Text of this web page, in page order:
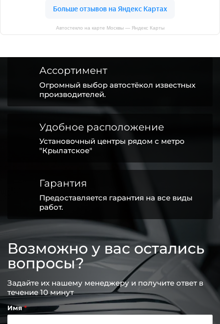
Автостекло на карте Москвы — Яндекс Карты
Ассортимент
Огромный выбор автостёкол известных
производителей.
Удобное расположение
Установочный центры рядом с метро
"Крылатское"
Гарантия
Предоставляется гарантия на все виды
работ.
Возможно у вас остались
вопросы?
Задайте их нашему менеджеру и получите ответ в
течение 10 минут
Имя